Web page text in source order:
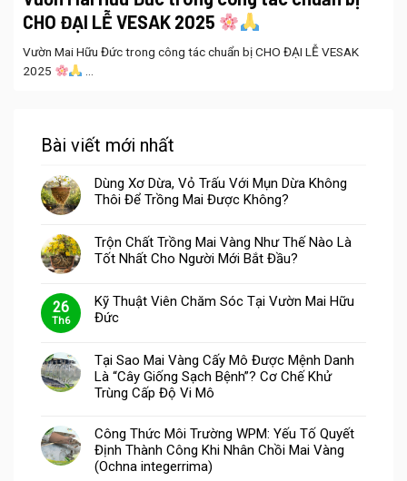
CHO ĐẠI LỄ VESAK 2025
Vườn Mai Hữu Đức trong công tác chuẩn bị CHO ĐẠI LỄ VESAK
2025
Bài viết mới nhất
Dùng Xơ Dừa, Vỏ Trấu Với Mụn Dừa Không
Thôi Để Trồng Mai Được Không?
Trộn Chất Trồng Mai Vàng Như Thế Nào Là
Tốt Nhất Cho Người Mới Bắt Đầu?
26
Th6
Kỹ Thuật Viên Chăm Sóc Tại Vườn Mai Hữu
Đức
Tại Sao Mai Vàng Cấy Mô Được Mệnh Danh
Là “Cây Giống Sạch Bệnh”? Cơ Chế Khử
Trùng Cấp Độ Vi Mô
Công Thức Môi Trường WPM: Yếu Tố Quyết
Định Thành Công Khi Nhân Chồi Mai Vàng
(Ochna integerrima)